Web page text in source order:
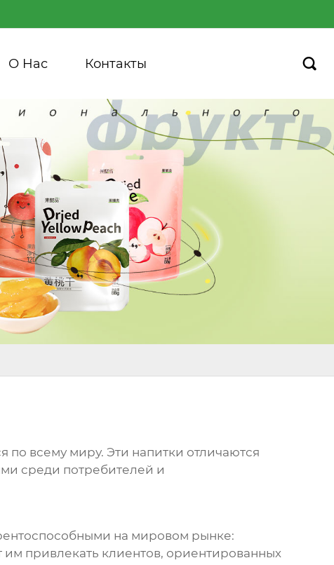
О Hас Контакты 
по всему миру. Эти напитки отличаются
среди потребителей и
на мировом рынке:
привлекать клиентов, ориентированных